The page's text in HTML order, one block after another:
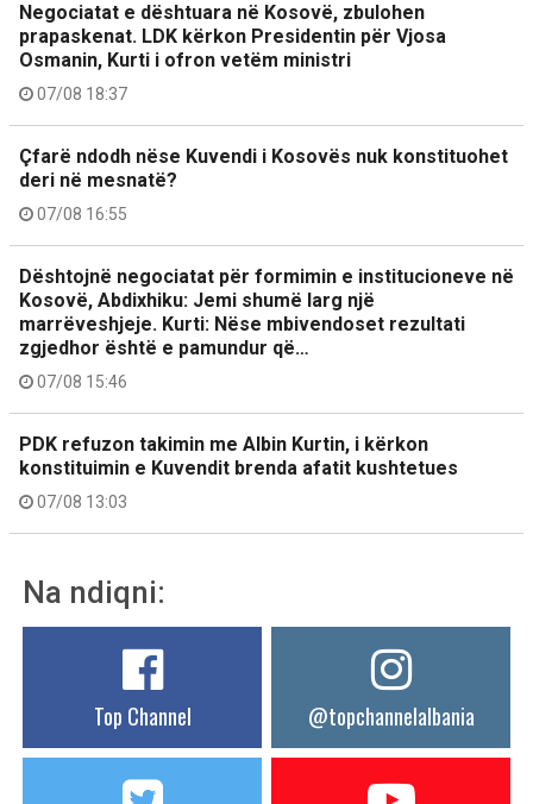
Negociatat e dështuara në Kosovë, zbulohen
prapaskenat. LDK kërkon Presidentin për Vjosa
Osmanin, Kurti i ofron vetëm ministri
07/08 18:37
Çfarë ndodh nëse Kuvendi i Kosovës nuk konstituohet
deri në mesnatë?
07/08 16:55
Dështojnë negociatat për formimin e institucioneve në
Kosovë, Abdixhiku: Jemi shumë larg një
marrëveshjeje. Kurti: Nëse mbivendoset rezultati
zgjedhor është e pamundur që…
07/08 15:46
PDK refuzon takimin me Albin Kurtin, i kërkon
konstituimin e Kuvendit brenda afatit kushtetues
07/08 13:03
Na ndiqni:
Top Channel @topchannelalbania